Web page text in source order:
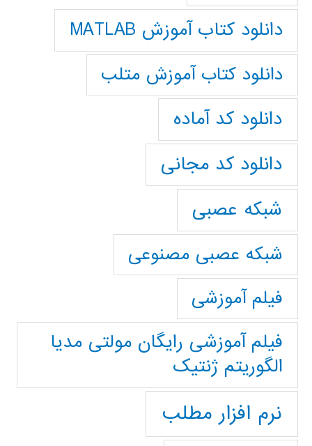
دانلود کتاب آموزش MATLAB
دانلود کتاب آموزش متلب
دانلود کد آماده
دانلود کد مجانی
شبکه عصبی
شبکه عصبی مصنوعی
فیلم آموزشی
فیلم آموزشی رایگان مولتی مدیا
الگوریتم ژنتیک
نرم افزار مطلب